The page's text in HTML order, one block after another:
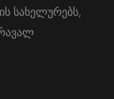
სახელურებს,